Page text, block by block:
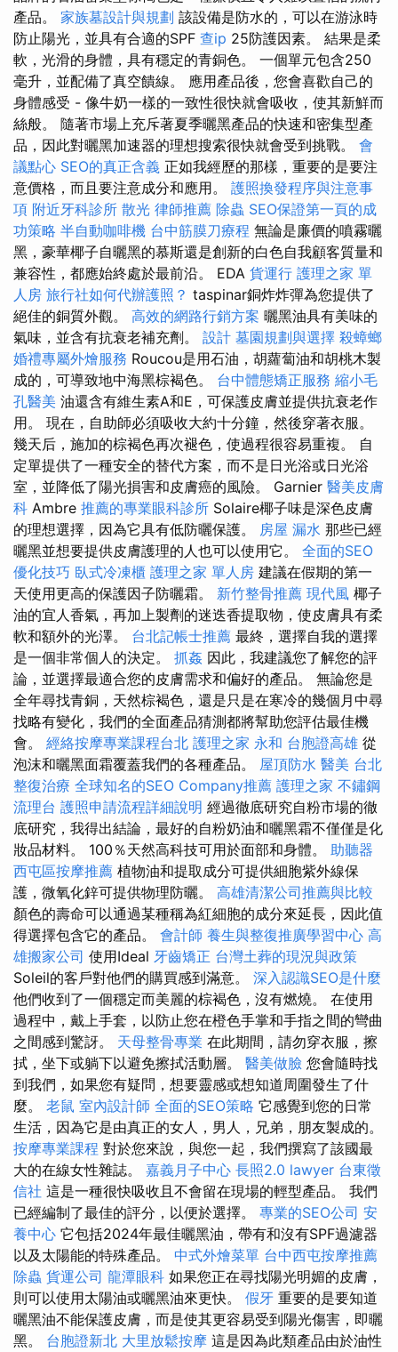
產品。 家族墓設計與規劃 該設備是防水的，可以在游泳時
防止陽光，並具有合適的SPF 查ip 25防護因素。 結果是柔
軟，光滑的身體，具有穩定的青銅色。 一個單元包含250
毫升，並配備了真空饋線。 應用產品後，您會喜歡自己的
身體感受 - 像牛奶一樣的一致性很快就會吸收，使其新鮮而
絲般。 隨著市場上充斥著夏季曬黑產品的快速和密集型產
品，因此對曬黑加速器的理想搜索很快就會受到挑戰。 會
議點心 SEO的真正含義 正如我經歷的那樣，重要的是要注
意價格，而且要注意成分和應用。 護照換發程序與注意事
項 附近牙科診所 散光 律師推薦 除蟲 SEO保證第一頁的成
功策略 半自動咖啡機 台中筋膜刀療程 無論是廉價的噴霧曬
黑，豪華椰子自曬黑的慕斯還是創新的白色自我顧客質量和
兼容性，都應始終處於最前沿。 EDA 貨運行 護理之家 單
人房 旅行社如何代辦護照？ taspinar銅炸炸彈為您提供了
絕佳的銅質外觀。 高效的網路行銷方案 曬黑油具有美味的
氣味，並含有抗衰老補充劑。 設計 墓園規劃與選擇 殺蟑螂
婚禮專屬外燴服務 Roucou是用石油，胡蘿蔔油和胡桃木製
成的，可導致地中海黑棕褐色。 台中體態矯正服務 縮小毛
孔醫美 油還含有維生素A和E，可保護皮膚並提供抗衰老作
用。 現在，自助師必須吸收大約十分鐘，然後穿著衣服。
幾天后，施加的棕褐色再次褪色，使過程很容易重複。 自
定單提供了一種安全的替代方案，而不是日光浴或日光浴
室，並降低了陽光損害和皮膚癌的風險。 Garnier 醫美皮膚
科 Ambre 推薦的專業眼科診所 Solaire椰子味是深色皮膚
的理想選擇，因為它具有低防曬保護。 房屋 漏水 那些已經
曬黑並想要提供皮膚護理的人也可以使用它。 全面的SEO
優化技巧 臥式冷凍櫃 護理之家 單人房 建議在假期的第一
天使用更高的保護因子防曬霜。 新竹整骨推薦 現代風 椰子
油的宜人香氣，再加上製劑的迷迭香提取物，使皮膚具有柔
軟和額外的光澤。 台北記帳士推薦 最終，選擇自我的選擇
是一個非常個人的決定。 抓姦 因此，我建議您了解您的評
論，並選擇最適合您的皮膚需求和偏好的產品。 無論您是
全年尋找青銅，天然棕褐色，還是只是在寒冷的幾個月中尋
找略有變化，我們的全面產品猜測都將幫助您評估最佳機
會。 經絡按摩專業課程台北 護理之家 永和 台胞證高雄 從
泡沫和曬黑面霜覆蓋我們的各種產品。 屋頂防水 醫美 台北
整復治療 全球知名的SEO Company推薦 護理之家 不鏽鋼
流理台 護照申請流程詳細說明 經過徹底研究自粉市場的徹
底研究，我得出結論，最好的自粉奶油和曬黑霜不僅僅是化
妝品材料。 100％天然高科技可用於面部和身體。 助聽器
西屯區按摩推薦 植物油和提取成分可提供細胞紫外線保
護，微氧化鋅可提供物理防曬。 高雄清潔公司推薦與比較
顏色的壽命可以通過某種稱為紅細胞的成分來延長，因此值
得選擇包含它的產品。 會計師 養生與整復推廣學習中心 高
雄搬家公司 使用Ideal 牙齒矯正 台灣土葬的現況與政策
Soleil的客戶對他們的購買感到滿意。 深入認識SEO是什麼
他們收到了一個穩定而美麗的棕褐色，沒有燃燒。 在使用
過程中，戴上手套，以防止您在橙色手掌和手指之間的彎曲
之間感到驚訝。 天母整骨專業 在此期間，請勿穿衣服，擦
拭，坐下或躺下以避免擦拭活動層。 醫美做臉 您會隨時找
到我們，如果您有疑問，想要靈感或想知道周圍發生了什
麼。 老鼠 室內設計師 全面的SEO策略 它感覺到您的日常
生活，因為它是由真正的女人，男人，兄弟，朋友製成的。
按摩專業課程 對於您來說，與您一起，我們撰寫了該國最
大的在線女性雜誌。 嘉義月子中心 長照2.0 lawyer 台東徵
信社 這是一種很快吸收且不會留在現場的輕型產品。 我們
已經編制了最佳的評分，以便於選擇。 專業的SEO公司 安
養中心 它包括2024年最佳曬黑油，帶有和沒有SPF過濾器
以及太陽能的特殊產品。 中式外燴菜單 台中西屯按摩推薦
除蟲 貨運公司 龍潭眼科 如果您正在尋找陽光明媚的皮膚，
則可以使用太陽油或曬黑油來更快。 假牙 重要的是要知道
曬黑油不能保護皮膚，而是使其更容易受到陽光傷害，即曬
黑。 台胞證新北 大里放鬆按摩 這是因為此類產品由於油性